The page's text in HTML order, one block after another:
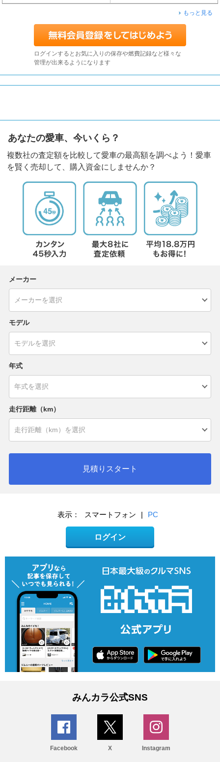
もっと見る
ログインするとお気に入りの保存や燃費記録など様々な
管理が出来るようになります
あなたの愛車、今いくら？
複数社の査定額を比較して愛車の最高額を調べよう！愛車
を賢く売却して、購入資金にしませんか？
メーカー
モデル
年式
走行距離（km）
見積りスタート
表示： スマートフォン | PC
ログイン
みんカラ公式SNS
Facebook X Instagram